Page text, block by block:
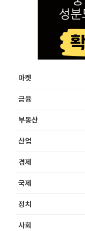
마켓
금융
부동산
산업
경제
국제
정치
사회